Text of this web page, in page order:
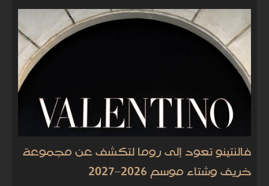
فالنتينو تعود إلى روما لتكشف عن مجموعة
خريف وشتاء موسم 2026–2027